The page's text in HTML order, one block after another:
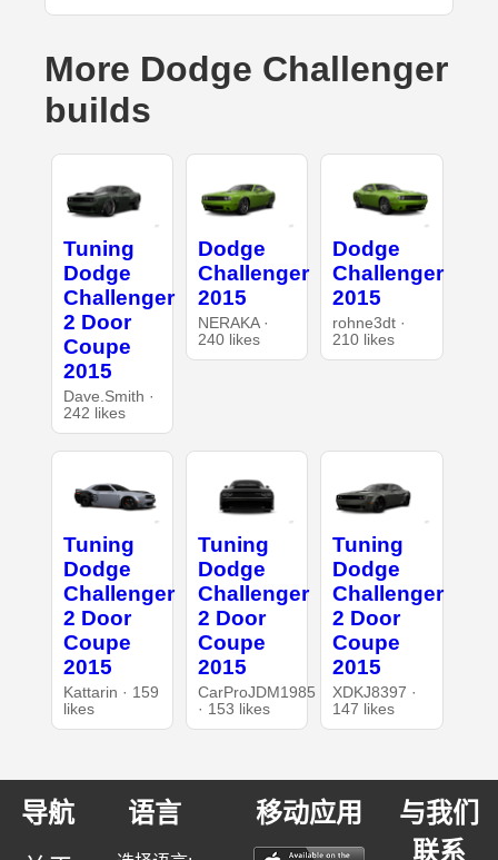
More Dodge Challenger
builds
Tuning
Dodge
Challenger
2 Door
Coupe
2015
Dave.Smith ·
242 likes
Dodge
Challenger
2015
NERAKA ·
240 likes
Dodge
Challenger
2015
rohne3dt ·
210 likes
Tuning
Dodge
Challenger
2 Door
Coupe
2015
Kattarin · 159
likes
Tuning
Dodge
Challenger
2 Door
Coupe
2015
CarProJDM1985
· 153 likes
Tuning
Dodge
Challenger
2 Door
Coupe
2015
XDKJ8397 ·
147 likes
导航 语言 移动应用
与我们
联系